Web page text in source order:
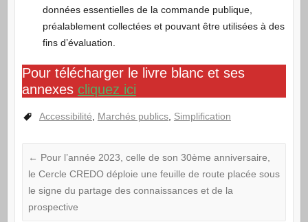
données essentielles de la commande publique,
préalablement collectées et pouvant être utilisées à des
fins d’évaluation.
Pour télécharger le livre blanc et ses
annexes cliquez ici
Accessibilité Marchés publics, Simplification
← Pour l’année 2023, celle de son 30ème anniversaire,
le Cercle CREDO déploie une feuille de route placée sous
le signe du partage des connaissances et de la
prospective